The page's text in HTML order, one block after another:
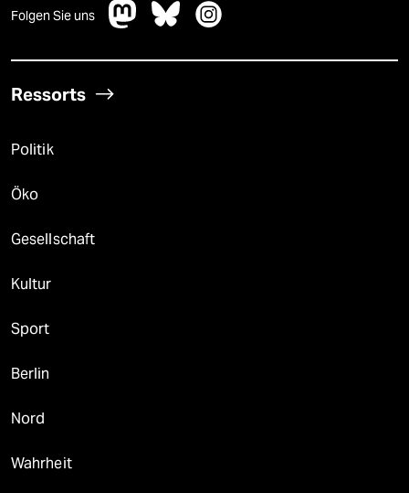
Folgen Sie uns
Ressorts
Politik
Öko
Gesellschaft
Kultur
Sport
Berlin
Nord
Wahrheit